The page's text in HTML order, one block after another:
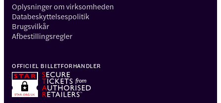
Oplysninger om virksomheden
Databeskyttelsespolitik
Brugsvilkår
Afbestillingsregler
OFFICIEL BILLETFORHANDLER